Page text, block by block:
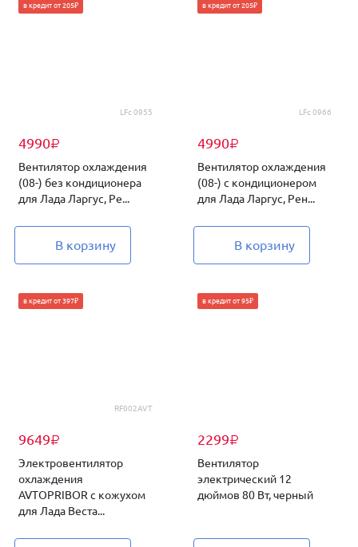
LFс 0955
4990₽
в кредит от 205₽
Вентилятор охлаждения
(08-) без кондиционера
для Лада Ларгус, Ре...
В корзину
LFс 0966
4990₽
в кредит от 205₽
Вентилятор охлаждения
(08-) с кондиционером
для Лада Ларгус, Рен...
В корзину
RF002AVT
9649₽
в кредит от 397₽
Электровентилятор
охлаждения
AVTOPRIBOR с кожухом
для Лада Веста...
2299₽
в кредит от 95₽
Вентилятор
электрический 12
дюймов 80 Вт, черный